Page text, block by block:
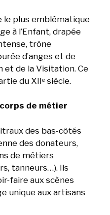
le plus emblématique
à l’Enfant, drapée
trône
d’anges et de
et de la Visitation. Ce
du XIIᵉ siècle.
de métier
des bas-côtés
des donateurs,
de métiers
tanneurs…). Ils
faire aux scènes
unique aux artisans